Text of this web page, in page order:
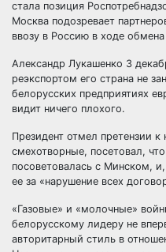
стала позиция
Москва подозревает
ввозу в Россию в ходе
Александр Лукашенко 3
реэкспортом его страна не
белорусских предприятиях
видит ничего плохого.
Президент отмел претензии
смехотворные, посетовал,
посоветовалась с Минском,
ее за «нарушение всех
«Газовые» и «молочные»
белорусскому лидеру не
авторитарный стиль в